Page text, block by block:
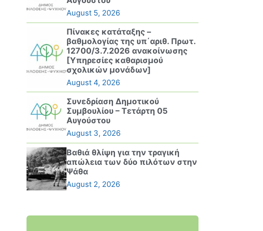
August 5, 2026
Πίνακες κατάταξης –
βαθμολογίας της υπ΄αριθ. Πρωτ.
12700/3.7.2026 ανακοίνωσης
[Υπηρεσίες καθαρισμού
σχολικών μονάδων]
August 4, 2026
Συνεδρίαση Δημοτικού
Συμβουλίου – Τετάρτη 05
Αυγούστου
August 3, 2026
Βαθιά θλίψη για την τραγική
απώλεια των δύο πιλότων στην
Ψάθα
August 2, 2026